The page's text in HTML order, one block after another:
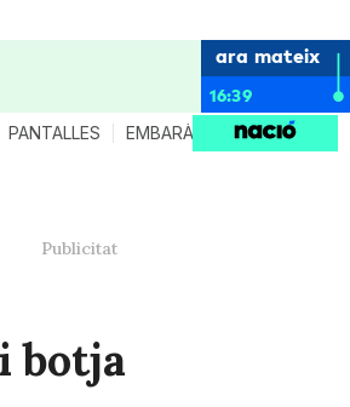
ara mateix
16:39
PANTALLES EMBARÀS CRIANÇA
botja